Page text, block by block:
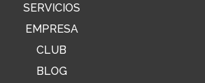
SERVICIOS
EMPRESA
CLUB
BLOG